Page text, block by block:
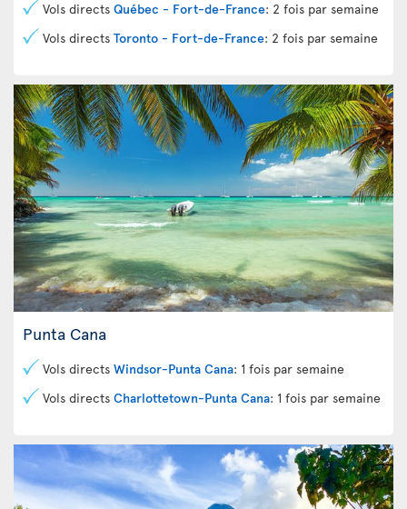
Vols directs Québec - Fort-de-France: 2 fois par semaine
Vols directs Toronto - Fort-de-France: 2 fois par semaine
Punta Cana
Vols directs Windsor-Punta Cana: 1 fois par semaine
Vols directs Charlottetown-Punta Cana: 1 fois par semaine